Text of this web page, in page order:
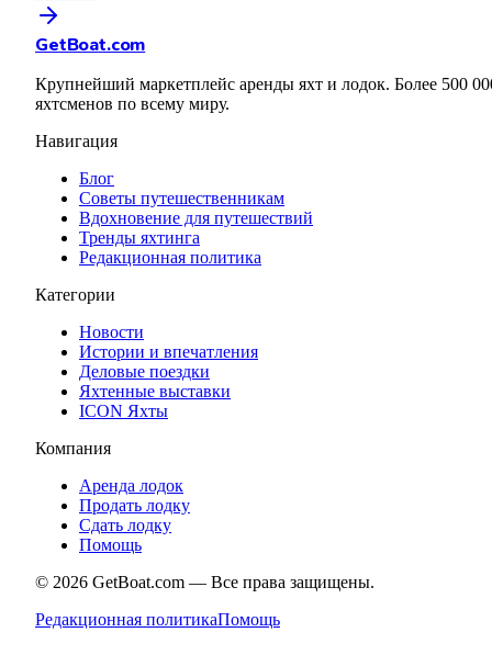
GetBoat.com
Крупнейший маркетплейс аренды яхт и лодок. Более 500
яхтсменов по всему миру.
Навигация
Блог
Советы путешественникам
Вдохновение для путешествий
Тренды яхтинга
Редакционная политика
Категории
Новости
Истории и впечатления
Деловые поездки
Яхтенные выставки
ICON Яхты
Компания
Аренда лодок
Продать лодку
Сдать лодку
Помощь
© 2026 GetBoat.com — Все права защищены.
Редакционная политикаПомощь